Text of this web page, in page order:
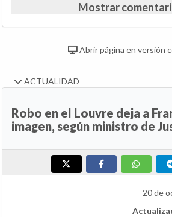
Mostrar
Abrir página en versión
ACTUALIDAD
Robo en el Louvre deja a
imagen, según ministro de
20 de